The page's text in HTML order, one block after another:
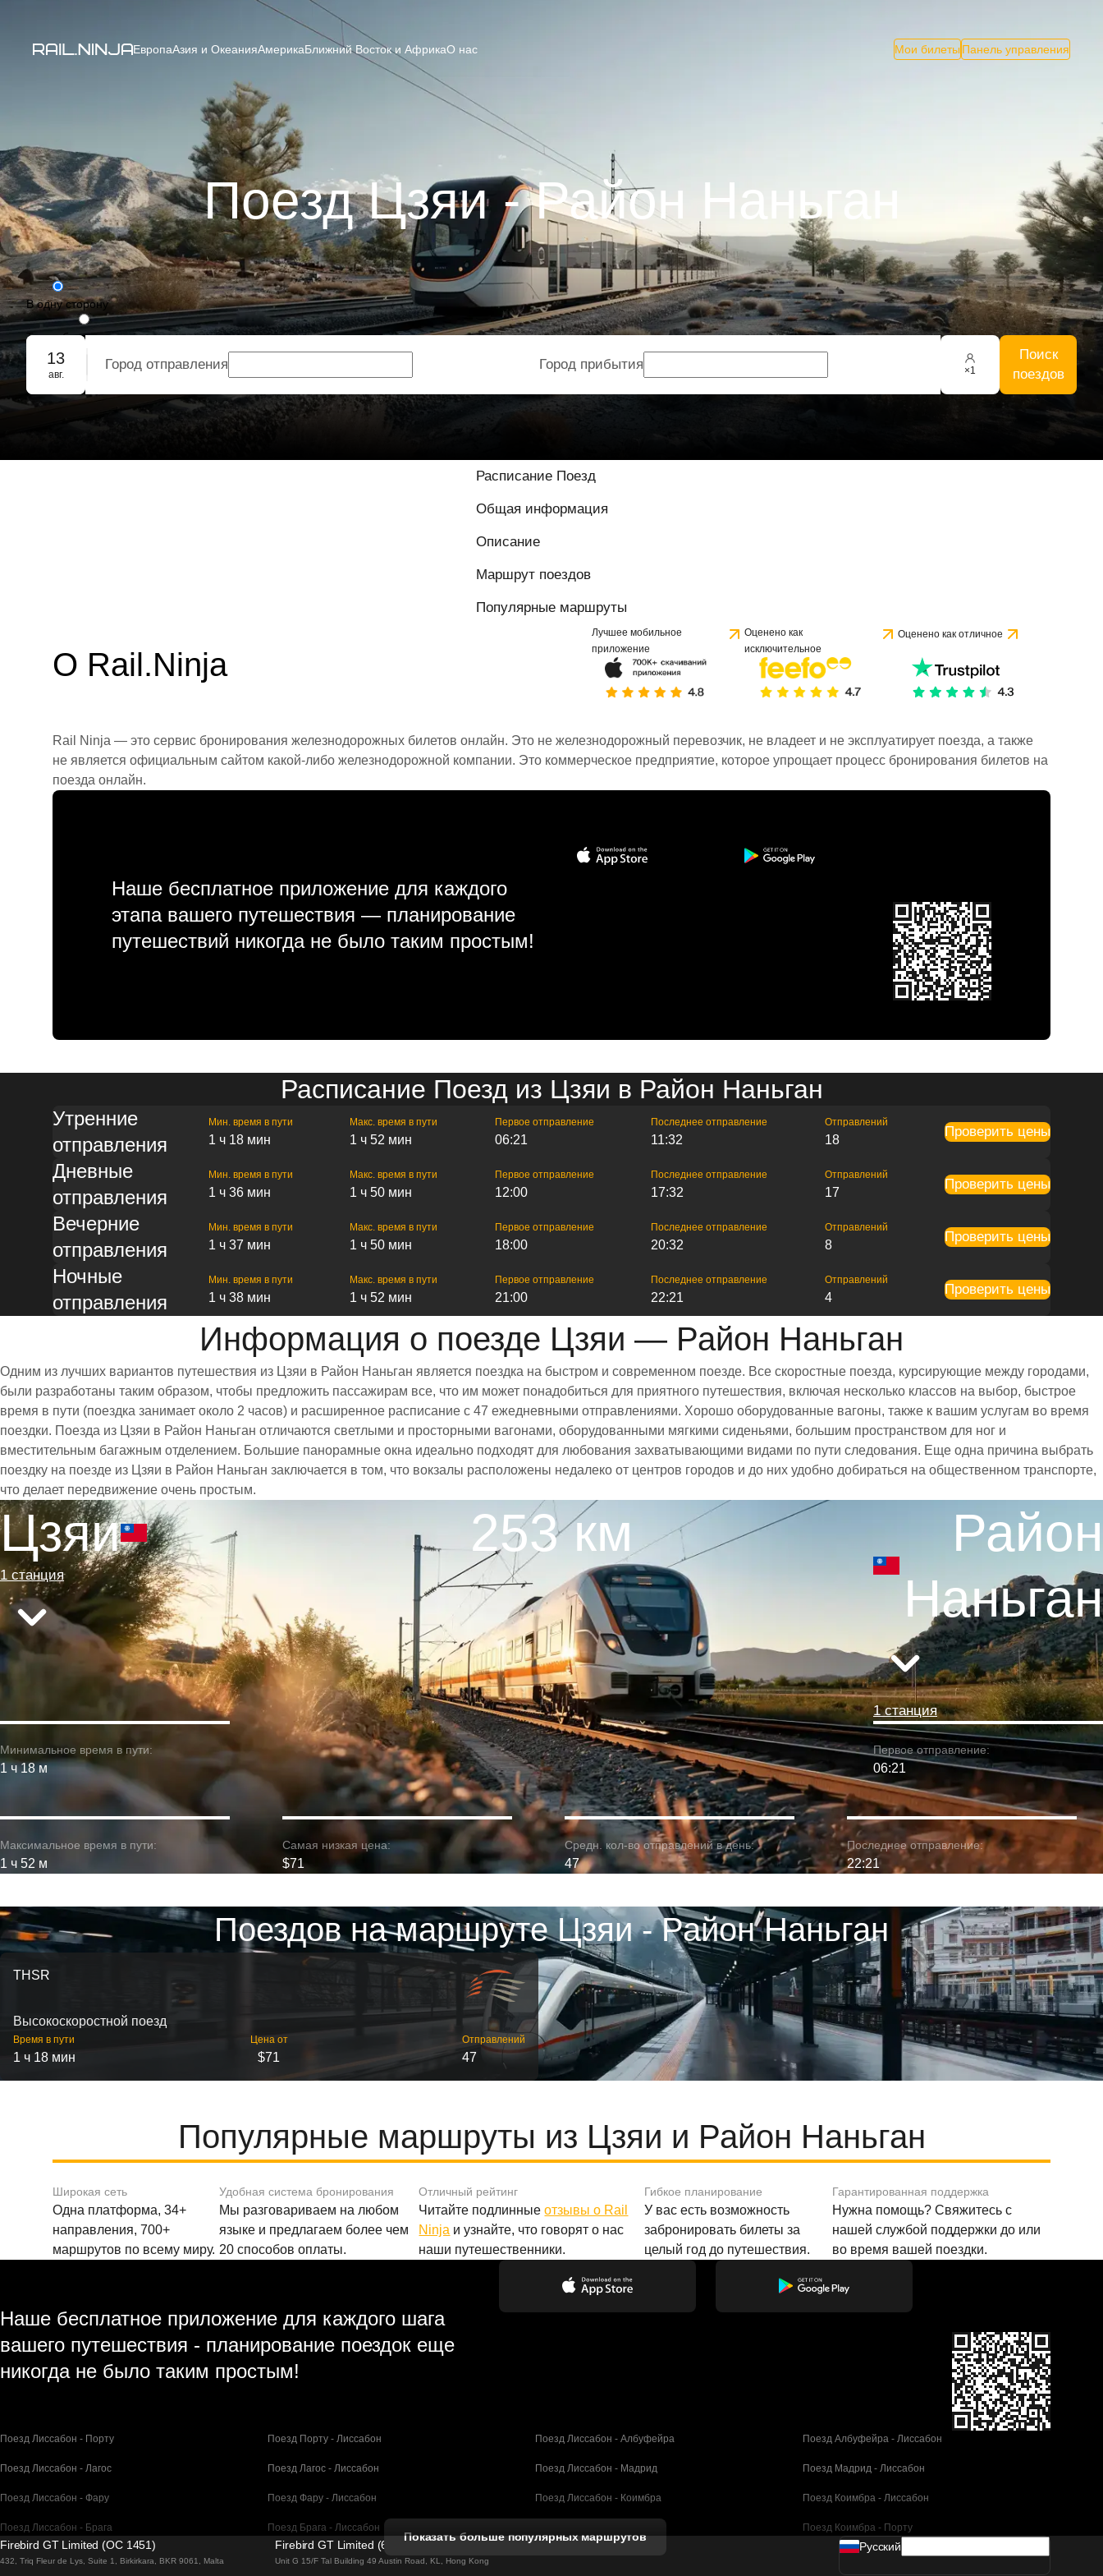
ЕвропаАзия и ОкеанияАмерикаБлижний Восток и АфрикаО нас Мои билеты Панель управления
Поезд Цзяи - Район Наньган
В одну сторону
Туда-обратно
Групповое бронирование
13
авг.
Город отправления Город прибытия ×1
Поиск
поездов
Расписание Поезд
Общая информация
Описание
Маршрут поездов
Популярные маршруты
О Rail.Ninja
Лучшее мобильное
приложение
Оценено как
исключительное
Оценено как отличное
Rail Ninja — это сервис бронирования железнодорожных билетов онлайн. Это не железнодорожный перевозчик, не владеет и не эксплуатирует поезда, а также
не является официальным сайтом какой-либо железнодорожной компании. Это коммерческое предприятие, которое упрощает процесс бронирования билетов на
поезда онлайн.
Наше бесплатное приложение для каждого
этапа вашего путешествия — планирование
путешествий никогда не было таким простым!
Расписание Поезд из Цзяи в Район Наньган
Утренние
отправления
Мин. время в пути
1 ч 18 мин
Макс. время в пути
1 ч 52 мин
Первое отправление
06:21
Последнее отправление
11:32
Отправлений
18
Проверить цены
Дневные
отправления
Мин. время в пути
1 ч 36 мин
Макс. время в пути
1 ч 50 мин
Первое отправление
12:00
Последнее отправление
17:32
Отправлений
17
Проверить цены
Вечерние
отправления
Мин. время в пути
1 ч 37 мин
Макс. время в пути
1 ч 50 мин
Первое отправление
18:00
Последнее отправление
20:32
Отправлений
8
Проверить цены
Ночные
отправления
Мин. время в пути
1 ч 38 мин
Макс. время в пути
1 ч 52 мин
Первое отправление
21:00
Последнее отправление
22:21
Отправлений
4
Проверить цены
Информация о поезде Цзяи — Район Наньган
Одним из лучших вариантов путешествия из Цзяи в Район Наньган является поездка на быстром и современном поезде. Все скоростные поезда, курсирующие между городами,
были разработаны таким образом, чтобы предложить пассажирам все, что им может понадобиться для приятного путешествия, включая несколько классов на выбор, быстрое
время в пути (поездка занимает около 2 часов) и расширенное расписание с 47 ежедневными отправлениями. Хорошо оборудованные вагоны, также к вашим услугам во время
поездки. Поезда из Цзяи в Район Наньган отличаются светлыми и просторными вагонами, оборудованными мягкими сиденьями, большим пространством для ног и
вместительным багажным отделением. Большие панорамные окна идеально подходят для любования захватывающими видами по пути следования. Еще одна причина выбрать
поездку на поезде из Цзяи в Район Наньган заключается в том, что вокзалы расположены недалеко от центров городов и до них удобно добираться на общественном транспорте,
что делает передвижение очень простым.
Цзяи
1 станция
253 км
Район
Наньган
1 станция
Минимальное время в пути:
1 ч 18 м
Первое отправление:
06:21
Максимальное время в пути:
1 ч 52 м
Самая низкая цена:
$71
Средн. кол-во отправлений в день:
47
Последнее отправление:
22:21
Поездов на маршруте Цзяи - Район Наньган
THSR
Высокоскоростной поезд
Время в пути
1 ч 18 мин
Цена от
$71
Отправлений
47
Популярные маршруты из Цзяи и Район Наньган
Широкая сеть
Одна платформа, 34+
направления, 700+
маршрутов по всему миру.
Удобная система бронирования
Мы разговариваем на любом
языке и предлагаем более чем
20 способов оплаты.
Отличный рейтинг
Читайте подлинныеотзывы о Rail
Ninja и узнайте, что говорят о нас
наши путешественники.
Гибкое планирование
У вас есть возможность
забронировать билеты за
целый год до путешествия.
Гарантированная поддержка
Нужна помощь? Свяжитесь с
нашей службой поддержки до или
во время вашей поездки.
Наше бесплатное приложение для каждого шага
вашего путешествия - планирование поездок еще
никогда не было таким простым!
Поезд Лиссабон - Порту Поезд Порту - Лиссабон Поезд Лиссабон - Албуфейра Поезд Албуфейра - Лиссабон
Поезд Лиссабон - Лагос Поезд Лагос - Лиссабон Поезд Лиссабон - Мадрид Поезд Мадрид - Лиссабон
Поезд Лиссабон - Фару Поезд Фару - Лиссабон Поезд Лиссабон - Коимбра Поезд Коимбра - Лиссабон
Поезд Лиссабон - Брага Поезд Брага - Лиссабон Поезд Коимбра - Порту
Поезд Барселона - Мадрид Поезд Мадрид - Барселона Поезд Валенсия - Барселона
Показать больше популярных маршрутов
Firebird GT Limited (OC 1451)
432, Triq Fleur de Lys, Suite 1, Birkirkara, BKR 9061, Malta
Firebird GT Limited (61211989)
Unit G 15/F Tal Building 49 Austin Road, KL, Hong Kong
Pусский